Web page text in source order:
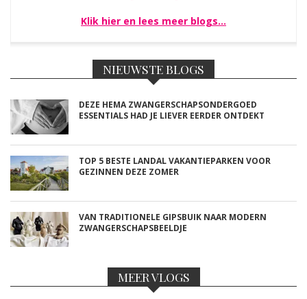
Klik hier en lees meer blogs…
NIEUWSTE BLOGS
DEZE HEMA ZWANGERSCHAPSONDERGOED
ESSENTIALS HAD JE LIEVER EERDER ONTDEKT
TOP 5 BESTE LANDAL VAKANTIEPARKEN VOOR
GEZINNEN DEZE ZOMER
VAN TRADITIONELE GIPSBUIK NAAR MODERN
ZWANGERSCHAPSBEELDJE
MEER VLOGS